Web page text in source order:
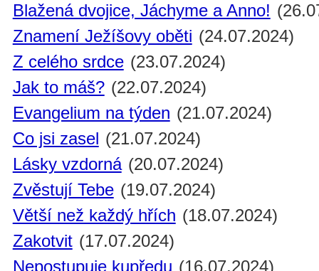
Blažená dvojice, Jáchyme a Anno!
Znamení Ježíšovy oběti (24.07.2024)
Z celého srdce (23.07.2024)
Jak to máš? (22.07.2024)
Evangelium na týden (21.07.2024)
Co jsi zasel (21.07.2024)
Lásky vzdorná (20.07.2024)
Zvěstují Tebe (19.07.2024)
Větší než každý hřích (18.07.2024)
Zakotvit (17.07.2024)
Nepostupuje kupředu (16.07.2024)